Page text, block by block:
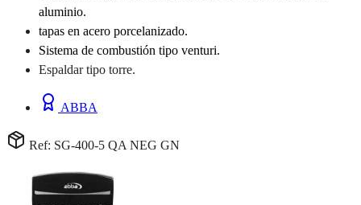
aluminio.
tapas en acero porcelanizado.
Sistema de combustión tipo venturi.
Espaldar tipo torre.
ABBA
Ref: SG-400-5 QA NEG GN